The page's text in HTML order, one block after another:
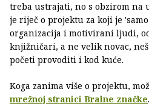
treba ustrajati, no s obzirom na
je riječ o projektu za koji je
organizacija i motivirani ljudi,
knjižničari, a ne velik novac,
početi provoditi i kod kuće.
Koga zanima više o projektu,
mrežnoj stranici Bralne značke.